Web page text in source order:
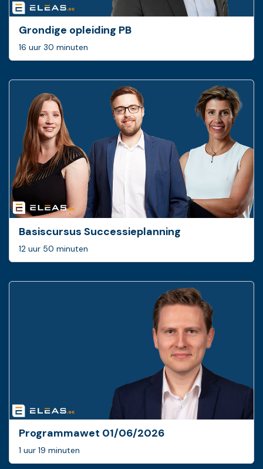
Grondige opleiding PB
16 uur 30 minuten
Basis­cursus Successie­planning
12 uur 50 minuten
Programmawet 01/06/2026
1 uur 19 minuten